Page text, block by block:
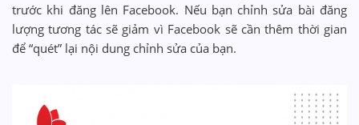
trước khi đăng lên Facebook. Nếu bạn chỉnh sửa bài đăng
lượng tương tác sẽ giảm vì Facebook sẽ cần thêm thời gian
để “quét” lại nội dung chỉnh sửa của bạn.